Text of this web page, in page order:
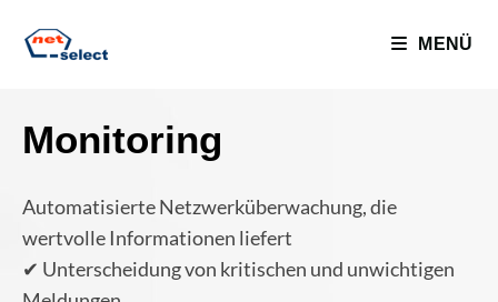
MENÜ
Monitoring
Automatisierte Netzwerküberwachung, die
wertvolle Informationen liefert
✔ Unterscheidung von kritischen und unwichtigen